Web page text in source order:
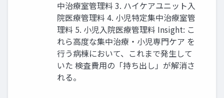
中治療室管理料 3. ハイケアユニット入
院医療管理料 4. 小児特定集中治療室管
理料 5. 小児入院医療管理料 Insight: こ
れら高度な集中治療・小児専門ケア を
行う病棟において、これまで発生して
いた 検査費用の「持ち出し」が解消さ
れる。